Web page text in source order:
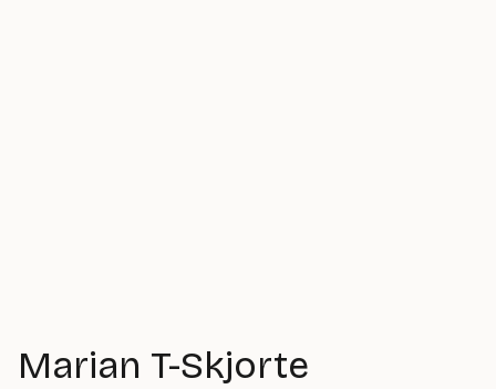
Marian T-Skjorte